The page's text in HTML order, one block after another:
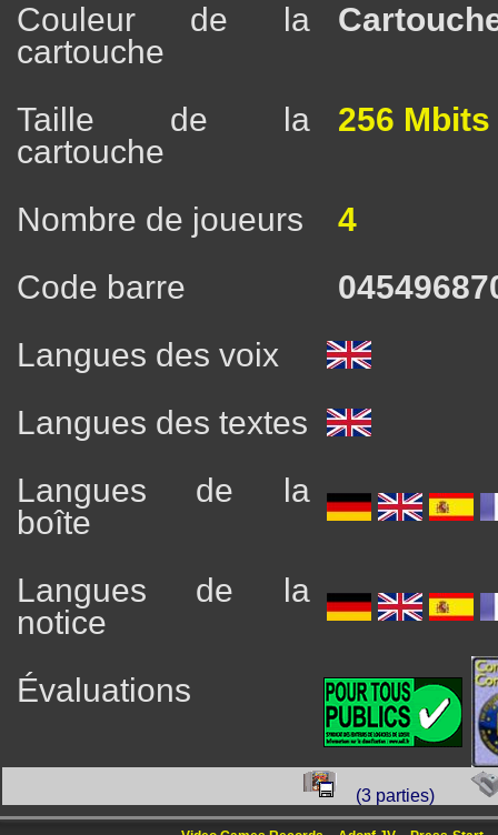
Couleur de la
cartouche
Taille de la
cartouche
256 Mbits
Nombre de joueurs
4
Code barre
Langues des voix
Langues des textes
Langues de la
boîte
Langues de la
notice
Évaluations
(3 parties)